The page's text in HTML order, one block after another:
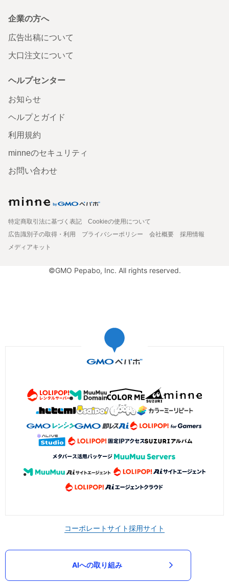
企業の方へ
広告出稿について
大口注文について
ヘルプセンター
お知らせ
ヘルプとガイド
利用規約
minneのセキュリティ
お問い合わせ
特定商取引法に基づく表記
Cookieの使用について
広告識別子の取得・利用
プライバシーポリシー 会社概要
採用情報
メディアキット
©GMO Pepabo, Inc. All rights reserved.
コーポレートサイト採用サイト
AIへの取り組み